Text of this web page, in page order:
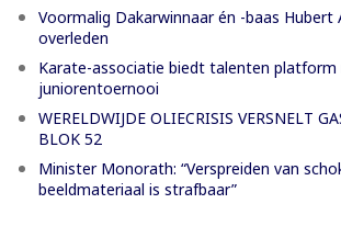
Voormalig Dakarwinnaar én -baas Hubert
overleden
Karate-associatie biedt talenten
juniorentoernooi
WERELDWIJDE OLIECRISIS VERSNELT
BLOK 52
Minister Monorath: “Verspreiden van
beeldmateriaal is strafbaar”